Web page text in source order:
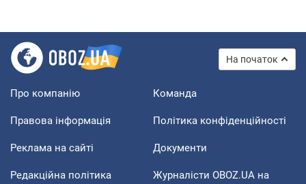
На початок
Про компанію Команда
Правова інформація Політика конфіденційності
Реклама на сайті Документи
Редакційна політика
Журналісти OBOZ.UA на